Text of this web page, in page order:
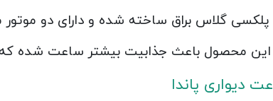
گلاس براق ساخته شده و دارای دو موتور
این محصول باعث جذابیت بیشتر ساعت شده
پاندا